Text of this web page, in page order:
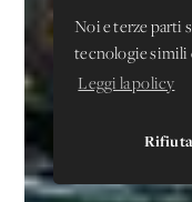
Noi e terze parti
tecnologie simili
Leggi la policy
Rifiuta